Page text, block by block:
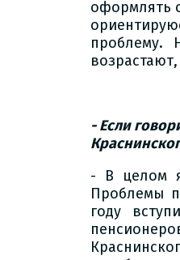
оформлять
проблему.
- Если
- В целом
Проблемы
году